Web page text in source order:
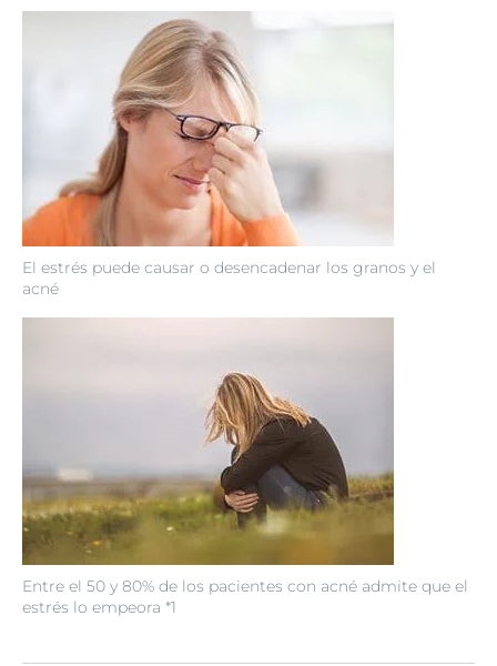
El estrés puede causar o desencadenar los granos y el
acné
Entre el 50 y 80% de los pacientes con acné admite que el
estrés lo empeora *1